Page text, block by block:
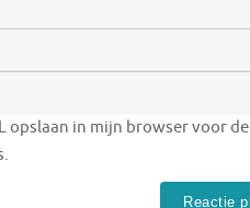
opslaan in mijn browser voor de